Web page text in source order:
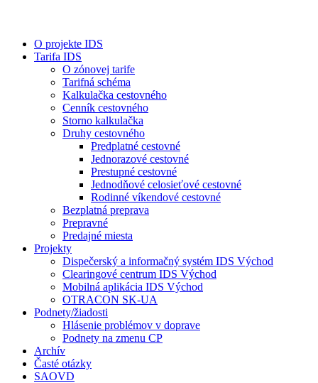
O projekte IDS
Tarifa IDS
O zónovej tarife
Tarifná schéma
Kalkulačka cestovného
Cenník cestovného
Storno kalkulačka
Druhy cestovného
Predplatné cestovné
Jednorazové cestovné
Prestupné cestovné
Jednodňové celosieťové cestovné
Rodinné víkendové cestovné
Bezplatná preprava
Prepravné
Predajné miesta
Projekty
Dispečerský a informačný systém IDS Východ
Clearingové centrum IDS Východ
Mobilná aplikácia IDS Východ
OTRACON SK-UA
Podnety/žiadosti
Hlásenie problémov v doprave
Podnety na zmenu CP
Archív
Časté otázky
SAOVD